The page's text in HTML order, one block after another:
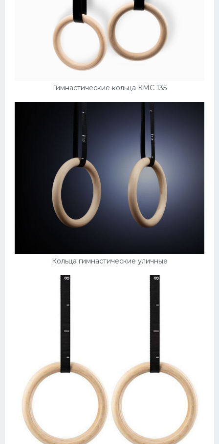
Гимнастические кольца КМС 135
Кольца гимнастические уличные